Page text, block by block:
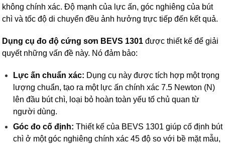
không chính xác. Độ mạnh của lực ấn, góc nghiêng của bút
chì và tốc độ di chuyển đều ảnh hưởng trực tiếp đến kết quả.
Dụng cụ đo độ cứng sơn BEVS 1301 được thiết kế để giải
quyết những vấn đề này. Nó đảm bảo:
Lực ấn chuẩn xác: Dụng cụ này được tích hợp một trọng
lượng chuẩn, tạo ra một lực ấn chính xác 7.5 Newton (N)
lên đầu bút chì, loại bỏ hoàn toàn yếu tố chủ quan từ
người dùng.
Góc đo cố định: Thiết kế của BEVS 1301 giúp cố định bút
chì ở một góc nghiêng chính xác 45 độ so với bề mặt mẫu,